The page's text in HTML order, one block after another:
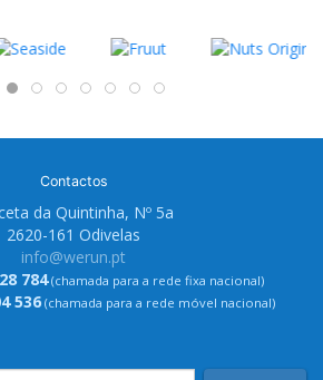
Contactos
da Quintinha, Nº 5a
2620-161 Odivelas
info@werun.pt
784(chamada para a rede fixa nacional)
536(chamada para a rede móvel nacional)